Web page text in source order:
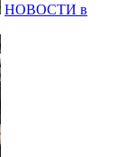
НОВОСТИ в